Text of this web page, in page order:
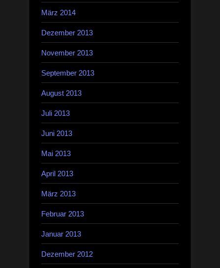
März 2014
Dezember 2013
November 2013
September 2013
August 2013
Juli 2013
Juni 2013
Mai 2013
April 2013
März 2013
Februar 2013
Januar 2013
Dezember 2012